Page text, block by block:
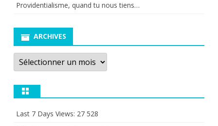
Providentialisme, quand tu nous tiens…
ARCHIVES
Archives
Last 7 Days Views: 27 528